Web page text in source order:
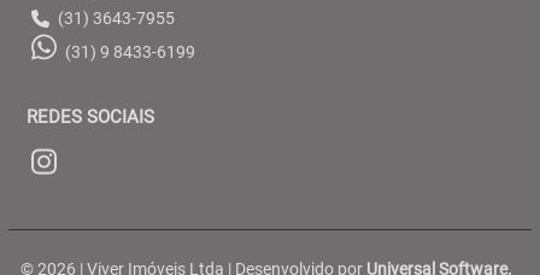
(31) 3643-7955
(31) 9 8433-6199
REDES SOCIAIS
© 2026 | Viver Imóveis Ltda | Desenvolvido por Universal Software.